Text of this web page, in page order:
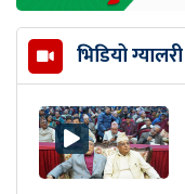
भिडियो ग्यालरी